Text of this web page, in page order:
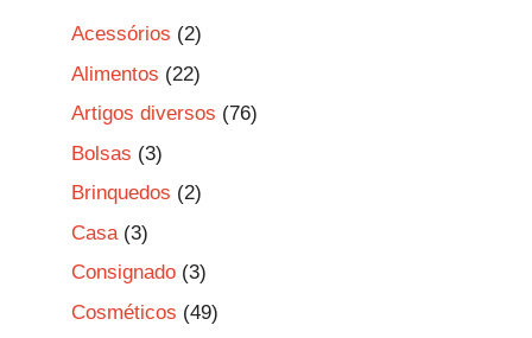
Acessórios (2)
Alimentos (22)
Artigos diversos (76)
Bolsas (3)
Brinquedos (2)
Casa (3)
Consignado (3)
Cosméticos (49)